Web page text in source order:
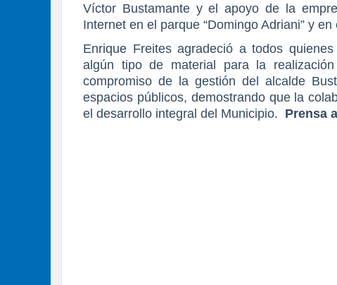
Víctor Bustamante y el apoyo de la
Internet en el parque “Domingo Adriani” y
Enrique Freites agradeció a todos
algún tipo de material para la
compromiso de la gestión del alcalde
espacios públicos, demostrando que la
el desarrollo integral del Municipio. Prensa